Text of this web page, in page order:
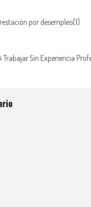
por desempleo[1]
Trabajar Sin Experiencia